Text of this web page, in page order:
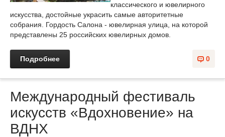
классического и ювелирного
искусства, достойные украсить самые авторитетные
собрания. Гордость Салона - ювелирная улица, на которой
представлены 25 российских ювелирных домов.
0
Подробнее
Международный фестиваль
искусств «Вдохновение» на
ВДНХ